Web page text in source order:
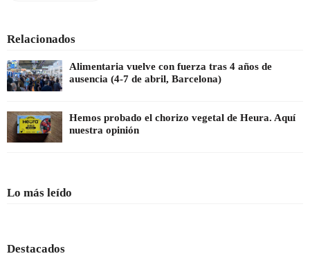
Relacionados
Alimentaria vuelve con fuerza tras 4 años de
ausencia (4-7 de abril, Barcelona)
Hemos probado el chorizo vegetal de Heura. Aquí
nuestra opinión
Lo más leído
Destacados